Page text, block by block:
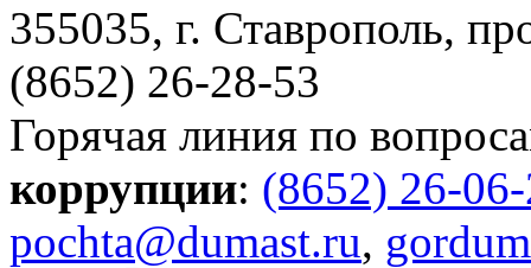
355035, г. Ставрополь,
(8652) 26-28-53
Горячая линия по
коррупции: (8652) 26-
pochta@dumast.ru,